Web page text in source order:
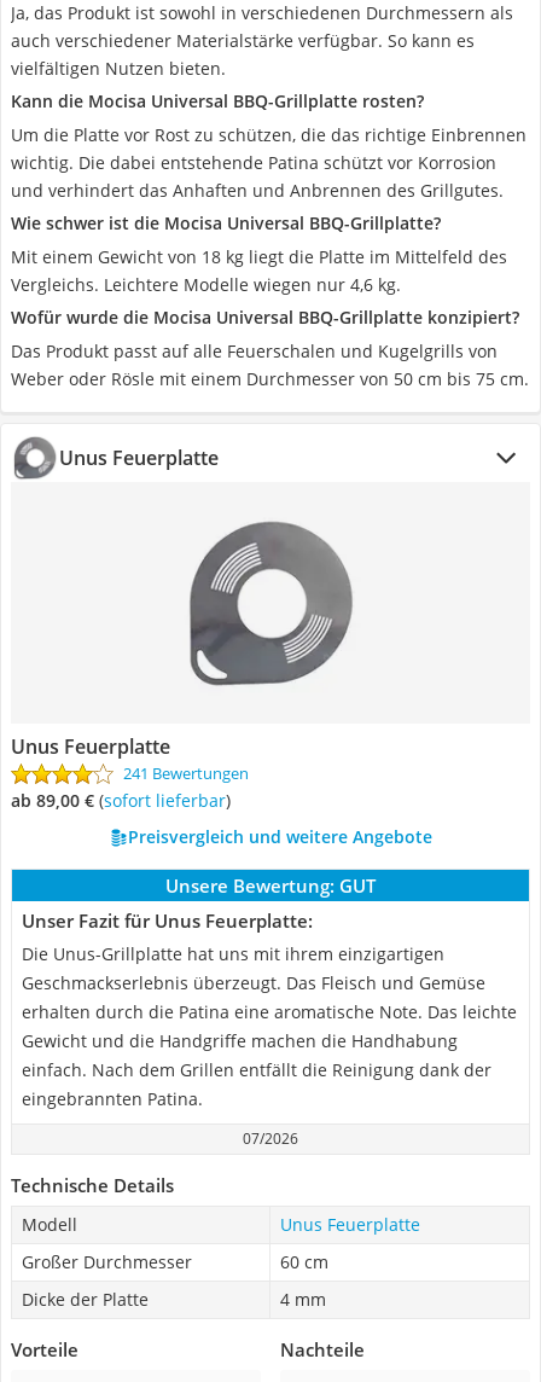
Ja, das Produkt ist sowohl in verschiedenen Durchmessern als
auch verschiedener Materialstärke verfügbar. So kann es
vielfältigen Nutzen bieten.
Kann die Mocisa Universal BBQ-Grillplatte rosten?
Um die Platte vor Rost zu schützen, die das richtige Einbrennen
wichtig. Die dabei entstehende Patina schützt vor Korrosion
und verhindert das Anhaften und Anbrennen des Grillgutes.
Wie schwer ist die Mocisa Universal BBQ-Grillplatte?
Mit einem Gewicht von 18 kg liegt die Platte im Mittelfeld des
Vergleichs. Leichtere Modelle wiegen nur 4,6 kg.
Wofür wurde die Mocisa Universal BBQ-Grillplatte konzipiert?
Das Produkt passt auf alle Feuerschalen und Kugelgrills von
Weber oder Rösle mit einem Durchmesser von 50 cm bis 75 cm.
Unus Feuerplatte
Unus Feuerplatte
241 Bewertungen
ab 89,00 € ( Sofort lieferbar)
Preisvergleich und weitere Angebote
Unsere Bewertung: GUT
Unser Fazit für Unus Feuerplatte:
Die Unus-Grillplatte hat uns mit ihrem einzigartigen
Geschmackserlebnis überzeugt. Das Fleisch und Gemüse
erhalten durch die Patina eine aromatische Note. Das leichte
Gewicht und die Handgriffe machen die Handhabung
einfach. Nach dem Grillen entfällt die Reinigung dank der
eingebrannten Patina.
07/2026
Technische Details
Modell
Unus Feuerplatte
Großer Durchmesser
60 cm
Dicke der Platte
4 mm
Vorteile Nachteile